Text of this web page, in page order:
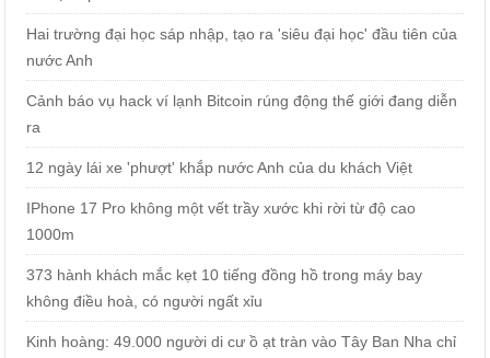
Hai trường đại học sáp nhập, tạo ra 'siêu đại học' đầu tiên của
nước Anh
Cảnh báo vụ hack ví lạnh Bitcoin rúng động thế giới đang diễn
ra
12 ngày lái xe 'phượt' khắp nước Anh của du khách Việt
IPhone 17 Pro không một vết trầy xước khi rời từ độ cao
1000m
373 hành khách mắc kẹt 10 tiếng đồng hồ trong máy bay
không điều hoà, có người ngất xỉu
Kinh hoàng: 49.000 người di cư ồ ạt tràn vào Tây Ban Nha chỉ